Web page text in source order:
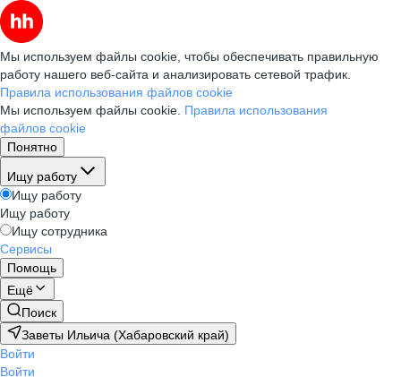
Мы используем файлы cookie, чтобы обеспечивать правильную
работу нашего веб-сайта и анализировать сетевой трафик.
Правила использования файлов cookie
Мы используем файлы cookie. Правила использования
файлов cookie
Понятно
Ищу работу
Ищу работу
Ищу работу
Ищу сотрудника
Сервисы
Помощь
Ещё
Поиск
Заветы Ильича (Хабаровский край)
Войти
Войти